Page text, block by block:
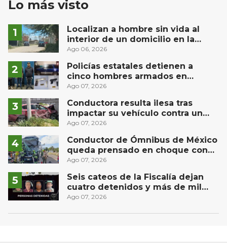
Lo más visto
Localizan a hombre sin vida al
interior de un domicilio en la
comunidad El Rodeo, San Juan del
Ago 06, 2026
Policías estatales detienen a
cinco hombres armados en
Puebla capital
Ago 07, 2026
Conductora resulta ilesa tras
impactar su vehículo contra un
muro en Huimilpan
Ago 07, 2026
Conductor de Ómnibus de México
queda prensado en choque con
materialista en San Juan del Río
Ago 07, 2026
Seis cateos de la Fiscalía dejan
cuatro detenidos y más de mil
dosis aseguradas en Querétaro
Ago 07, 2026